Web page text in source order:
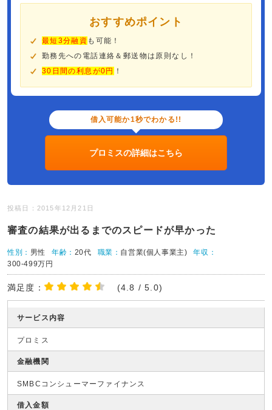
おすすめポイント
最短3分融資 も可能！
勤務先への電話連絡＆郵送物は原則なし！
30日間の利息が0円
！
借入可能か1秒でわかる!!
プロミスの詳細はこちら
投稿日：2015年12月21日
審査の結果が出るまでのスピードが早かった
性別： 男性 年齢： 20代 職業： 自営業(個人事業主)
年収：
300-499万円
満足度： (4.8 / 5.0)
サービス内容
プロミス
金融機関
SMBCコンシューマーファイナンス
借入金額